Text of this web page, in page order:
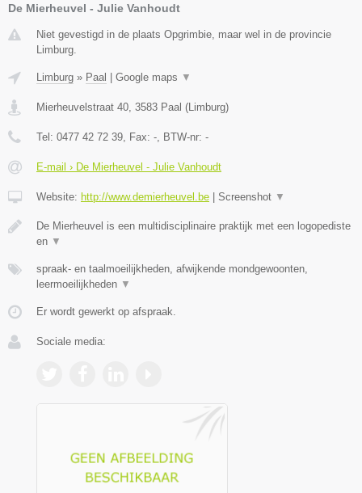
De Mierheuvel - Julie Vanhoudt
Niet gevestigd in de plaats Opgrimbie, maar wel in de provincie
Limburg.
Limburg » Paal Google maps ▼
Mierheuvelstraat 40, 3583 Paal (Limburg)
Tel: 0477 42 72 39, Fax: -, BTW-nr: -
E-mail › De Mierheuvel - Julie Vanhoudt
Website: http://www.demierheuvel.be Screenshot ▼
De Mierheuvel is een multidisciplinaire praktijk met een logopediste
en ▼
spraak- en taalmoeilijkheden, afwijkende mondgewoonten,
leermoeilijkheden ▼
Er wordt gewerkt op afspraak.
Sociale media: